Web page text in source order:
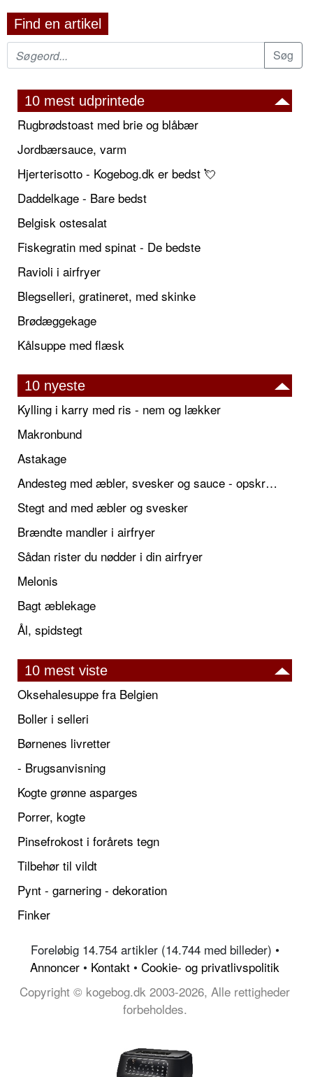
Find en artikel
10 mest udprintede
Rugbrødstoast med brie og blåbær
Jordbærsauce, varm
Hjerterisotto - Kogebog.dk er bedst 💘
Daddelkage - Bare bedst
Belgisk ostesalat
Fiskegratin med spinat - De bedste
Ravioli i airfryer
Blegselleri, gratineret, med skinke
Brødæggekage
Kålsuppe med flæsk
10 nyeste
Kylling i karry med ris - nem og lækker
Makronbund
Astakage
Andesteg med æbler, svesker og sauce - opskrift også til jul
Stegt and med æbler og svesker
Brændte mandler i airfryer
Sådan rister du nødder i din airfryer
Melonis
Bagt æblekage
Ål, spidstegt
10 mest viste
Oksehalesuppe fra Belgien
Boller i selleri
Børnenes livretter
- Brugsanvisning
Kogte grønne asparges
Porrer, kogte
Pinsefrokost i forårets tegn
Tilbehør til vildt
Pynt - garnering - dekoration
Finker
Foreløbig 14.754 artikler (14.744 med billeder) •
Annoncer • Kontakt • Cookie- og privatlivspolitik
Copyright © kogebog.dk 2003-2026, Alle rettigheder
forbeholdes.